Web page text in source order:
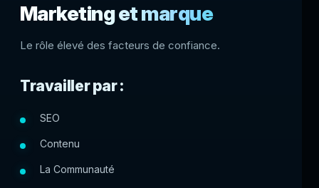
Marketing et marque
Le rôle élevé des facteurs de confiance.
Travailler par :
SEO
Contenu
La Communauté